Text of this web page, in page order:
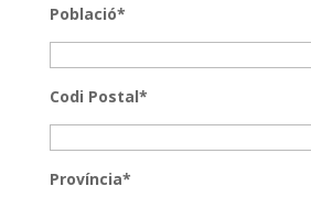
Població*
Codi Postal*
Província*